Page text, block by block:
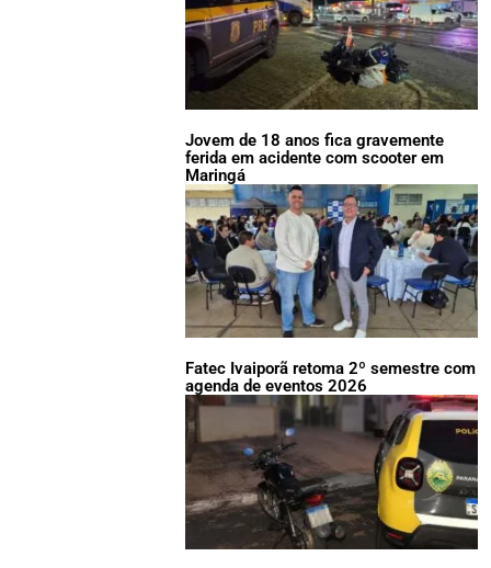
Jovem de 18 anos fica gravemente
ferida em acidente com scooter em
Maringá
Fatec Ivaiporã retoma 2º semestre com
agenda de eventos 2026